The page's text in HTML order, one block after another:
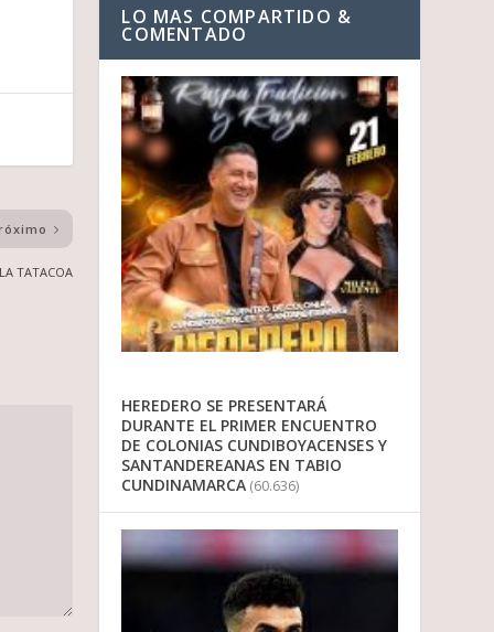
TATACOA
LO MAS COMPARTIDO &
COMENTADO
HEREDERO SE PRESENTARÁ
DURANTE EL PRIMER ENCUENTRO
DE COLONIAS CUNDIBOYACENSES Y
SANTANDEREANAS EN TABIO
CUNDINAMARCA (60.636)